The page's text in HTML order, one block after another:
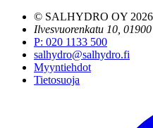
© SALHYDRO OY 2026
Ilvesvuorenkatu 10,
P: 020 1133 500
salhydro@salhydro.fi
Myyntiehdot
Tietosuoja